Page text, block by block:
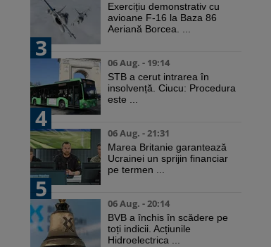
Exercițiu demonstrativ cu
avioane F-16 la Baza 86
Aeriană Borcea. ...
3
06 Aug. - 19:14
STB a cerut intrarea în
insolvență. Ciucu: Procedura
este ...
4
06 Aug. - 21:31
Marea Britanie garantează
Ucrainei un sprijin financiar
pe termen ...
5
06 Aug. - 20:14
BVB a închis în scădere pe
toți indicii. Acțiunile
Hidroelectrica ...